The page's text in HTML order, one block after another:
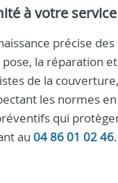
à votre service
précise
la réparation
de la
les normes
qui
au 04 86 01 02 46.